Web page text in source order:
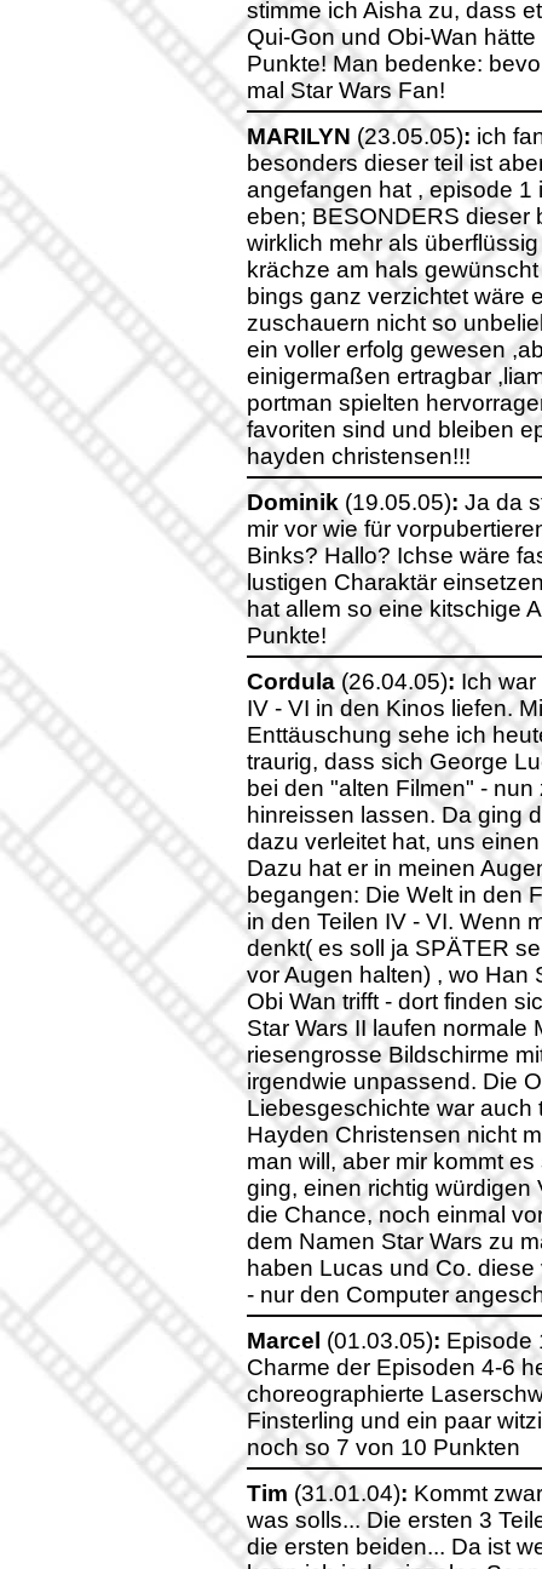
stimme ich Aisha zu, dass
Qui-Gon und Obi-Wan
Punkte! Man bedenke:
mal Star Wars Fan!
MARILYN (23.05.05): ich
besonders dieser teil ist
angefangen hat , episode 1
eben; BESONDERS dieser
wirklich mehr als
krächze am hals
bings ganz verzichtet wäre
zuschauern nicht so
ein voller erfolg gewesen
einigermaßen ertragbar
portman spielten
favoriten sind und bleiben
hayden christensen!!!
Dominik (19.05.05): Ja da
mir vor wie für
Binks? Hallo? Ichse wäre
lustigen Charaktär
hat allem so eine kitschige
Punkte!
Cordula(26.04.05): Ich
IV - VI in den Kinos liefen.
Enttäuschung sehe ich
traurig, dass sich George
bei den "alten Filmen" -
hinreissen lassen. Da ging
dazu verleitet hat, uns
Dazu hat er in meinen
begangen: Die Welt in den
in den Teilen IV - VI. Wenn
denkt( es soll ja SPÄTER
vor Augen halten) , wo Han
Obi Wan trifft - dort finden
Star Wars II laufen
riesengrosse Bildschirme
irgendwie unpassend. Die
Liebesgeschichte war
Hayden Christensen nicht
man will, aber mir kommt
ging, einen richtig
die Chance, noch einmal
dem Namen Star Wars zu
haben Lucas und Co.
- nur den Computer
Marcel (01.03.05): Episode
Charme der Episoden 4-6
choreographierte
Finsterling und ein paar
noch so 7 von 10 Punkten
Tim (31.01.04): Kommt
was solls... Die ersten 3
die ersten beiden... Da ist